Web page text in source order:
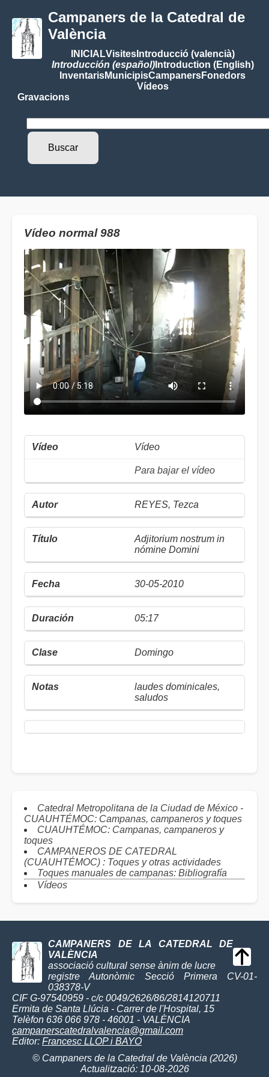
Campaners de la Catedral de
València
INICIALVisitesIntroducció (valencià)
Introducción (español)Introduction (English)
InventarisMunicipisCampanersFonedors
Vídeos
Gravacions
Vídeo normal 988
Vídeo
Para bajar el vídeo
REYES, Tezca
Adjitorium nostrum in
nómine Domini
30-05-2010
05:17
Domingo
laudes dominicales,
saludos
Catedral Metropolitana de la Ciudad de México -
CUAUHTÉMOC: Campanas, campaneros y toques
CUAUHTÉMOC: Campanas, campaneros y
toques
CAMPANEROS DE CATEDRAL
(CUAUHTÉMOC) : Toques y otras actividades
Toques manuales de campanas: Bibliografía
Vídeos
CAMPANERS DE LA CATEDRAL DE
VALÈNCIA
associació cultural sense ànim de lucre
registre Autonòmic Secció Primera CV-01-
038378-V
CIF G-97540959 - c/c 0049/2626/86/2814120711
Ermita de Santa Llúcia - Carrer de l'Hospital, 15
Telèfon 636 066 978 - 46001 - VALÈNCIA
campanerscatedralvalencia@gmail.com
Editor: Francesc LLOP i BAYO
© Campaners de la Catedral de València (2026)
Actualització: 10-08-2026